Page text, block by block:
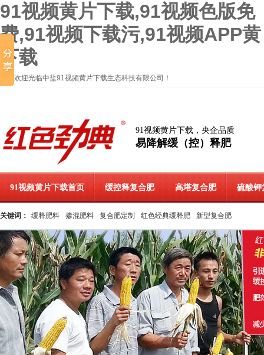
91视频黄片下载,91视频色版免
费,91视频下载污,91视频APP黄
下载
欢迎光临中盐91视频黄片下载生态科技有限公司！
91视频黄片下载，央企品质
易降解缓（控）释肥
91视频黄片下载首页 缓控释复合肥 高塔复合肥 硫酸钾
联系91视频黄片下载
关键词： 缓释肥料 掺混肥料 复合肥定制 红色经典缓释肥 新型复合肥